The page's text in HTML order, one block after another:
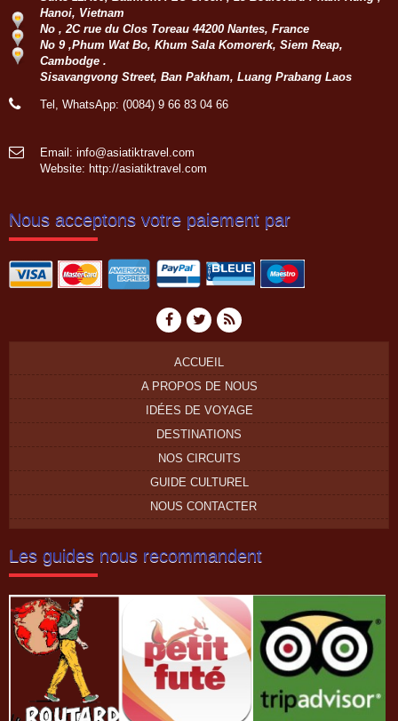
Mékong - Can Tho - Saigon - Envol
pour HoiAn - Danang - Ba Na Hill -
Groupe: VAL DE LOIRE
7personnes
Cau - Thong Nguyen - Hoang Su Phi
(21personnes)
Voyage à la carte du 4 oct au 19 oct
dans la baie de Lan Ha - Marché
ethnique Bac Ha - Thong Nguyen (
Hanoi, Vietnam
No , 2C rue du Clos Toreau 44200 Nantes, France
No 9 ,Phum Wat Bo, Khum Sala Komorerk, Siem Reap,
Cambodge .
Sisavangvong Street, Ban Pakham, Luang Prabang Laos
Tel, WhatsApp: (0084) 9 66 83 04 66
Email: info@asiatiktravel.com
Website: http://asiatiktravel.com
Nous acceptons votre paiement par
ACCUEIL
A PROPOS DE NOUS
IDÉES DE VOYAGE
DESTINATIONS
NOS CIRCUITS
GUIDE CULTUREL
NOUS CONTACTER
Les guides nous recommandent